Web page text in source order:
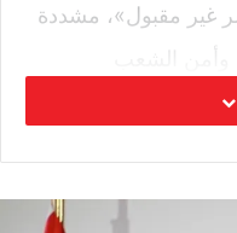
غير مقبول»، مشددة
التصعيدية